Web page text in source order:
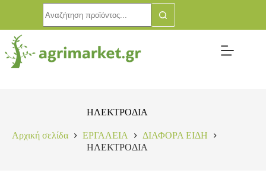
ΗΛΕΚΤΡΟΔΙΑ
Αρχική σελίδα ΕΡΓΑΛΕΙΑ
ΔΙΑΦΟΡΑ ΕΙΔΗ
ΗΛΕΚΤΡΟΔΙΑ